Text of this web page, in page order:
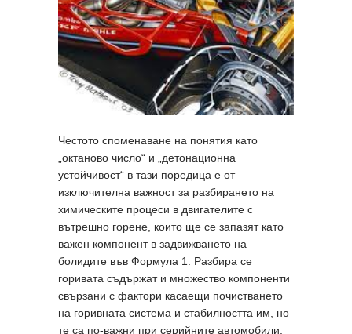
Честото споменаване на понятия като
„октаново число“ и „детонационна
устойчивост“ в тази поредица е от
изключителна важност за разбирането на
химическите процеси в двигателите с
вътрешно горене, които ще се запазят като
важен компонент в задвижването на
болидите във Формула 1. Разбира се
горивата съдържат и множество компоненти
свързани с фактори касаещи почистването
на горивната система и стабилността им, но
те са по-важни при серийните автомобили,